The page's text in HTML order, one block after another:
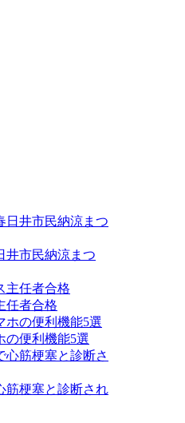
井市民納涼まつ
任者合格
の便利機能5選
筋梗塞と診断され